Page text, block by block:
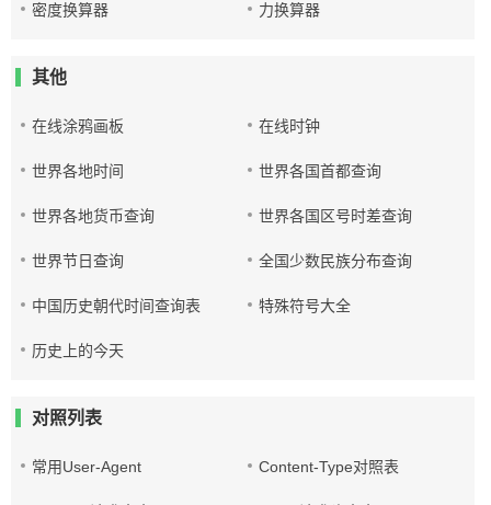
密度换算器 力换算器
其他
在线涂鸦画板 在线时钟
世界各地时间 世界各国首都查询
世界各地货币查询 世界各国区号时差查询
世界节日查询 全国少数民族分布查询
中国历史朝代时间查询表 特殊符号大全
历史上的今天
对照列表
常用User-Agent Content-Type对照表